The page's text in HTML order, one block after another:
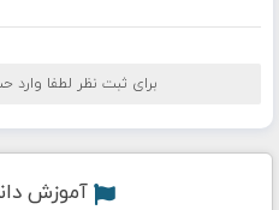
برای ثبت نظر لطفا
آموزش